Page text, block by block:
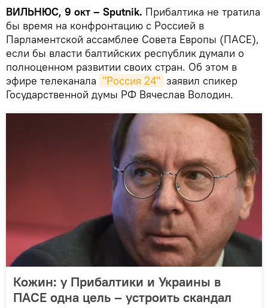
ВИЛЬНЮС, 9 окт – Sputnik. Прибалтика не тратила
бы время на конфронтацию с Россией в
Парламентской ассамблее Совета Европы (ПАСЕ),
если бы власти балтийских республик думали о
полноценном развитии своих стран. Об этом в
эфире телеканала "Россия 24" заявил спикер
Государственной думы РФ Вячеслав Володин.
Кожин: у Прибалтики и Украины в
ПАСЕ одна цель – устроить скандал